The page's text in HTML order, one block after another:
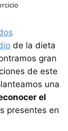
de la dieta
gran
de este
una
el
presentes en